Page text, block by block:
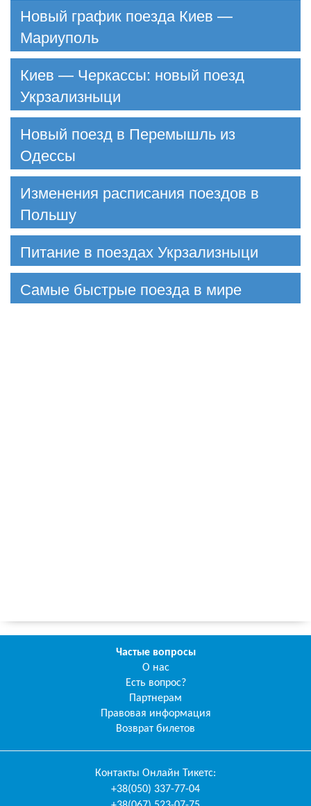
Новый график поезда Киев —
Мариуполь
Киев — Черкассы: новый поезд
Укрзализныци
Новый поезд в Перемышль из
Одессы
Изменения расписания поездов в
Польшу
Питание в поездах Укрзализныци
Самые быстрые поезда в мире
Частые вопросы
О нас
Есть вопрос?
Партнерам
Правовая информация
Возврат билетов
Контакты Онлайн Тикетс:
+38(050) 337-77-04